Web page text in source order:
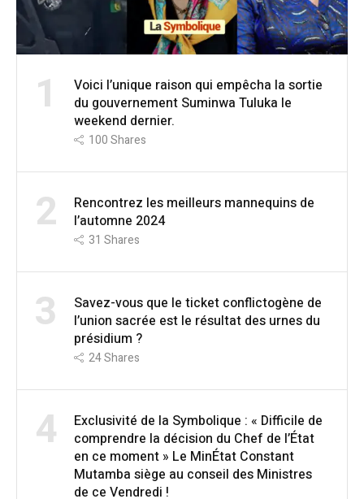
1
Voici l’unique raison qui empêcha la sortie
du gouvernement Suminwa Tuluka le
weekend dernier.
100Shares
2
Rencontrez les meilleurs mannequins de
l’automne 2024
31 Shares
3
Savez-vous que le ticket conflictogène de
l’union sacrée est le résultat des urnes du
présidium ?
24Shares
4
Exclusivité de la Symbolique : « Difficile de
comprendre la décision du Chef de l’État
en ce moment » Le MinÉtat Constant
Mutamba siège au conseil des Ministres
de ce Vendredi !